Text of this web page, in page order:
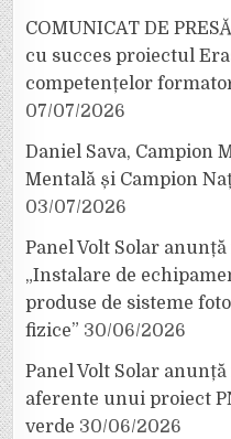
COMUNICAT DE
cu succes proiectul
competențelor
07/07/2026
Daniel Sava, Campion
Mentală și Campion
03/07/2026
Panel Volt Solar
„Instalare de
produse de sisteme
fizice” 30/06/2026
Panel Volt Solar
aferente unui proiect
verde 30/06/2026